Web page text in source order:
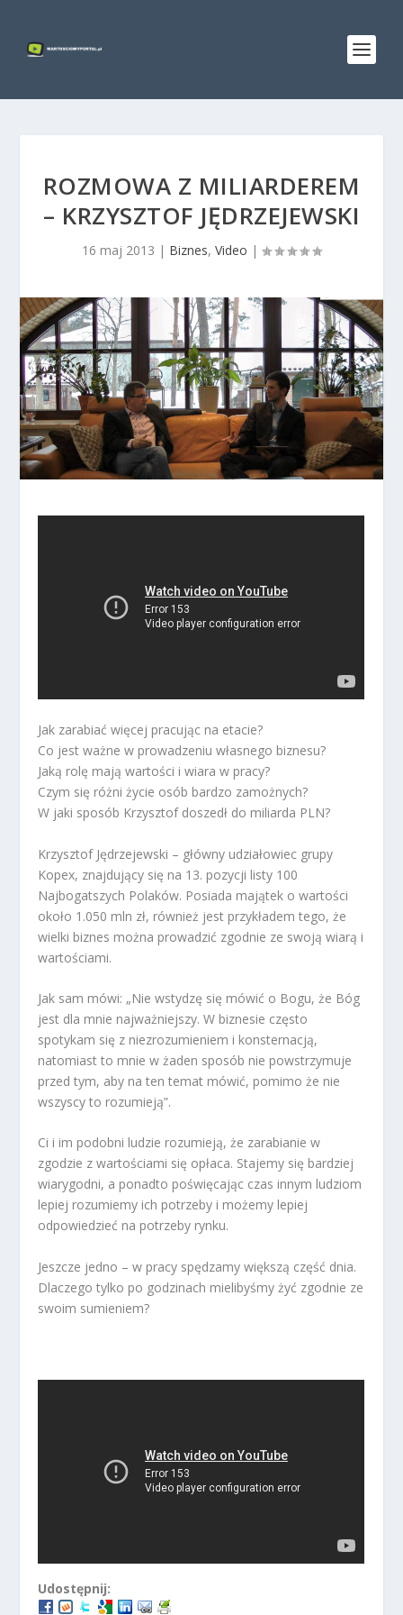
ROZMOWA Z MILIARDEREM
– KRZYSZTOF JĘDRZEJEWSKI
16 maj 2013 | Biznes, Video |
Jak zarabiać więcej pracując na etacie?
Co jest ważne w prowadzeniu własnego biznesu?
Jaką rolę mają wartości i wiara w pracy?
Czym się różni życie osób bardzo zamożnych?
W jaki sposób Krzysztof doszedł do miliarda PLN?
Krzysztof Jędrzejewski – główny udziałowiec grupy
Kopex, znajdujący się na 13. pozycji listy 100
Najbogatszych Polaków. Posiada majątek o wartości
około 1.050 mln zł, również jest przykładem tego, że
wielki biznes można prowadzić zgodnie ze swoją wiarą i
wartościami.
Jak sam mówi: „Nie wstydzę się mówić o Bogu, że Bóg
jest dla mnie najważniejszy. W biznesie często
spotykam się z niezrozumieniem i konsternacją,
natomiast to mnie w żaden sposób nie powstrzymuje
przed tym, aby na ten temat mówić, pomimo że nie
wszyscy to rozumieją”.
Ci i im podobni ludzie rozumieją, że zarabianie w
zgodzie z wartościami się opłaca. Stajemy się bardziej
wiarygodni, a ponadto poświęcając czas innym ludziom
lepiej rozumiemy ich potrzeby i możemy lepiej
odpowiedzieć na potrzeby rynku.
Jeszcze jedno – w pracy spędzamy większą część dnia.
Dlaczego tylko po godzinach mielibyśmy żyć zgodnie ze
swoim sumieniem?
Udostępnij: